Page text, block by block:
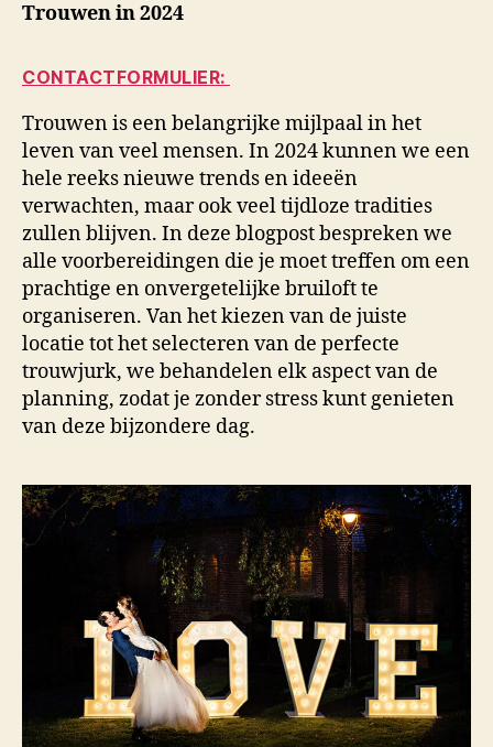
Trouwen in 2024
CONTACTFORMULIER:
Trouwen is een belangrijke mijlpaal in het
leven van veel mensen. In 2024 kunnen we een
hele reeks nieuwe trends en ideeën
verwachten, maar ook veel tijdloze tradities
zullen blijven. In deze blogpost bespreken we
alle voorbereidingen die je moet treffen om een
prachtige en onvergetelijke bruiloft te
organiseren. Van het kiezen van de juiste
locatie tot het selecteren van de perfecte
trouwjurk, we behandelen elk aspect van de
planning, zodat je zonder stress kunt genieten
van deze bijzondere dag.